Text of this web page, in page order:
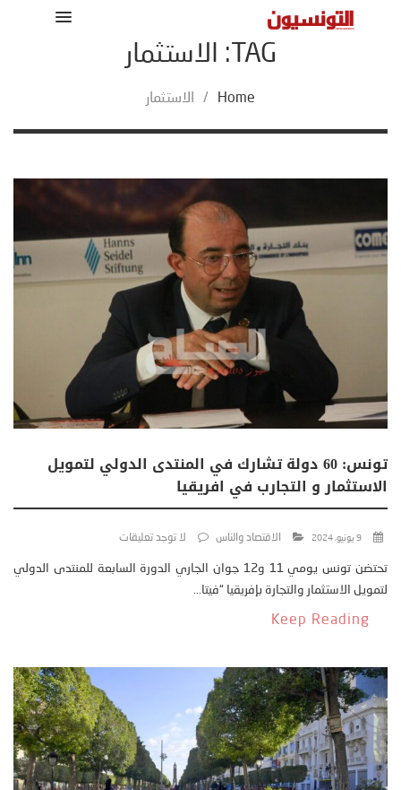
TAG: الاستثمار
Home
/ الاستثمار
تونس: 60 دولة تشارك في المنتدى الدولي لتمويل
الاستثمار و التجارب في افريقيا
9 يونيو، 2024 الاقتصاد والناس لا توجد تعليقات
تحتضن تونس يومي 11 و12 جوان الجاري الدورة السابعة للمنتدى الدولي
لتمويل الاستثمار والتجارة بإفريقيا “فيتا...
Keep Reading